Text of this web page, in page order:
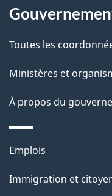
a
g
e
a
t
i
n
s
r
c
Toutes les
Ministères et
À propos du
Thèmes
sujets
Emplois
Immigration et